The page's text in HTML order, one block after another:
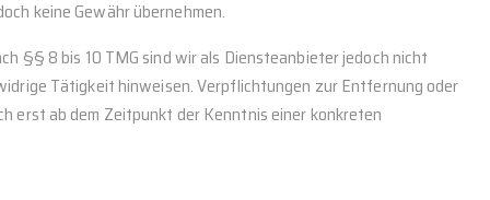
keine Gewähr übernehmen.
§§ 8 bis 10 TMG sind wir als Diensteanbieter jedoch nicht
Tätigkeit hinweisen. Verpflichtungen zur Entfernung oder
erst ab dem Zeitpunkt der Kenntnis einer konkreten